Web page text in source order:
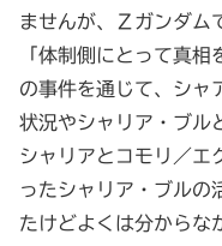
ませんが、Ζガンダム
「体制側にとって真
の事件を通じて、シャ
状況やシャリア・ブル
シャリアとコモリ／エ
ったシャリア・ブルの
たけどよくは分からな